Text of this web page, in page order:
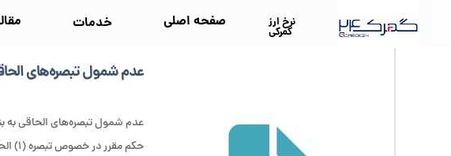
نرخ ارز
گمرکی
صفحه اصلی خدمات
عدم شمول تبصره‌های الحاقی به بند ز ماده ۱
عدم شمول تبصره‌های الحاقی به بند ز ماده ۱ قانون مبارزه با
حکم مقرر در خصوص تبصره (۱) الحاقی به بند (ز) ماده (۱) قانون مبارزه با قاچاق کالا و ارز